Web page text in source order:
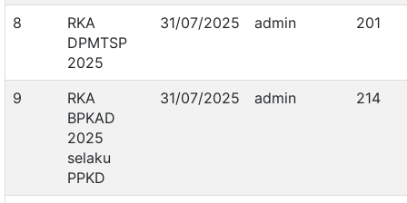
8
RKA
DPMTSP
2025
31/07/2025 admin 201
9
RKA
BPKAD
2025
selaku
PPKD
31/07/2025 admin 214